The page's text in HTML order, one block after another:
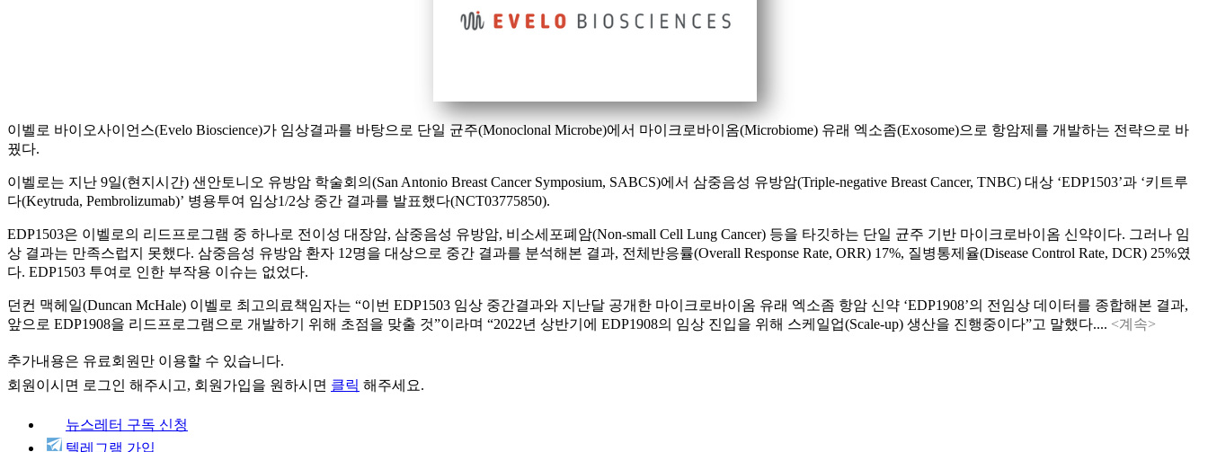
이벨로 바이오사이언스(Evelo Bioscience)가 임상결과를 바탕으로 단일 균주(Monoclonal Microbe)에서 마이크로바이옴(Microbiome) 유래 엑소좀(Exosome)으로 항암제를 개발하는 전략으로 바
꿨다.
이벨로는 지난 9일(현지시간) 샌안토니오 유방암 학술회의(San Antonio Breast Cancer Symposium, SABCS)에서 삼중음성 유방암(Triple-negative Breast Cancer, TNBC) 대상 ‘EDP1503’과 ‘키트루
다(Keytruda, Pembrolizumab)’ 병용투여 임상1/2상 중간 결과를 발표했다(NCT03775850).
EDP1503은 이벨로의 리드프로그램 중 하나로 전이성 대장암, 삼중음성 유방암, 비소세포폐암(Non-small Cell Lung Cancer) 등을 타깃하는 단일 균주 기반 마이크로바이옴 신약이다. 그러나 임
상 결과는 만족스럽지 못했다. 삼중음성 유방암 환자 12명을 대상으로 중간 결과를 분석해본 결과, 전체반응률(Overall Response Rate, ORR) 17%, 질병통제율(Disease Control Rate, DCR) 25%였
다. EDP1503 투여로 인한 부작용 이슈는 없었다.
던컨 맥헤일(Duncan McHale) 이벨로 최고의료책임자는 “이번 EDP1503 임상 중간결과와 지난달 공개한 마이크로바이옴 유래 엑소좀 항암 신약 ‘EDP1908’의 전임상 데이터를 종합해본 결과,
앞으로 EDP1908을 리드프로그램으로 개발하기 위해 초점을 맞출 것”이라며 “2022년 상반기에 EDP1908의 임상 진입을 위해 스케일업(Scale-up) 생산을 진행중이다”고 말했다.... <계속>
추가내용은 유료회원만 이용할 수 있습니다.
회원이시면 로그인 해주시고, 회원가입을 원하시면 클릭 해주세요.
뉴스레터 구독 신청
텔레그램 가입